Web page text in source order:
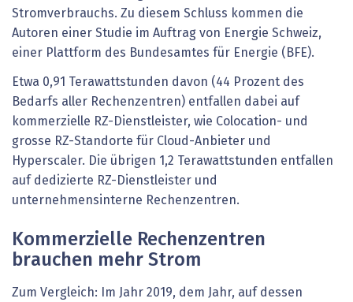
Stromverbrauchs. Zu diesem Schluss kommen die
Autoren einer Studie im Auftrag von Energie Schweiz,
einer Plattform des Bundesamtes für Energie (BFE).
Etwa 0,91 Terawattstunden davon (44 Prozent des
Bedarfs aller Rechenzentren) entfallen dabei auf
kommerzielle RZ-Dienstleister, wie Colocation- und
grosse RZ-Standorte für Cloud-Anbieter und
Hyperscaler. Die übrigen 1,2 Terawattstunden entfallen
auf dedizierte RZ-Dienstleister und
unternehmensinterne Rechenzentren.
Kommerzielle Rechenzentren
brauchen mehr Strom
Zum Vergleich: Im Jahr 2019, dem Jahr, auf dessen